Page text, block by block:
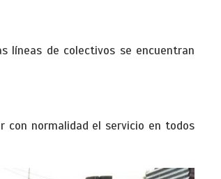
líneas de colectivos se encuentran
con normalidad el servicio en todos